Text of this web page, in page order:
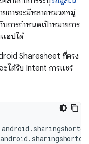
ยการจะมีหลายหมวดหมู่
การกำหนดเป้าหมายการ
อปได้
Sharesheet ที่ตรง
ะได้รับ Intent การแชร์
.android .
android .